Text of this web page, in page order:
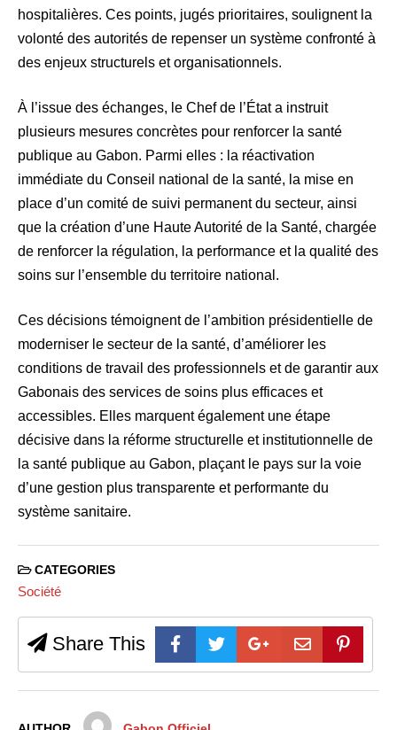
hospitalières. Ces points, jugés prioritaires, soulignent la
volonté des autorités de repenser un système confronté à
des enjeux structurels et organisationnels.
À l’issue des échanges, le Chef de l’État a instruit
plusieurs mesures concrètes pour renforcer la santé
publique au Gabon. Parmi elles : la réactivation
immédiate du Conseil national de la santé, la mise en
place d’un comité de suivi permanent du secteur, ainsi
que la création d’une Haute Autorité de la Santé, chargée
de renforcer la régulation, la performance et la qualité des
soins sur l’ensemble du territoire national.
Ces décisions témoignent de l’ambition présidentielle de
moderniser le secteur de la santé, d’améliorer les
conditions de travail des professionnels et de garantir aux
Gabonais des services de soins plus efficaces et
accessibles. Elles marquent également une étape
décisive dans la réforme structurelle et institutionnelle de
la santé publique au Gabon, plaçant le pays sur la voie
d’une gestion plus transparente et performante du
système sanitaire.
CATEGORIES
Société
Share This